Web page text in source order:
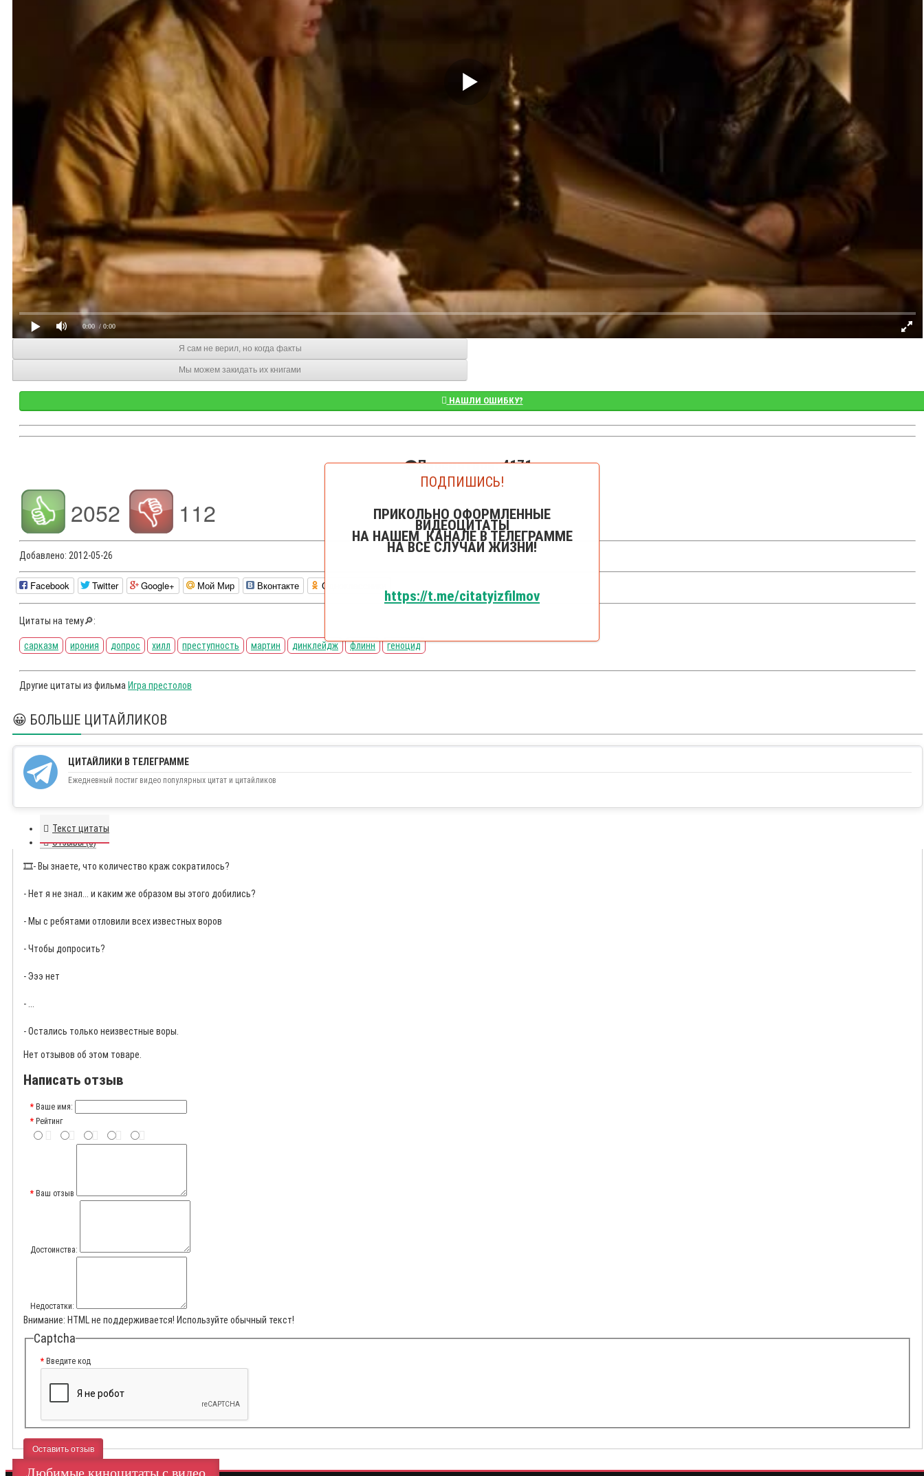
0:00 / 0:00
Я сам не верил, но когда факты
Мы можем закидать их книгами
НАШЛИ ОШИБКУ?
👁️Просмотров: 4171
2052 112
Добавлено: 2012-05-26
Facebook Twitter Google+ Мой Мир Вконтакте Одноклассники
Цитаты на тему🔎:
сарказм ирония допрос хилл преступность мартин динклейдж флинн геноцид
Другие цитаты из фильма Игра престолов
😀 БОЛЬШЕ ЦИТАЙЛИКОВ
ЦИТАЙЛИКИ В ТЕЛЕГРАММЕ
Ежедневный постиг видео популярных цитат и цитайликов
Текст цитаты
Отзывы (0)
🎞️- Вы знаете, что количество краж сократилось?
- Нет я не знал... и каким же образом вы этого добились?
- Мы с ребятами отловили всех известных воров
- Чтобы допросить?
- Эээ нет
- ...
- Остались только неизвестные воры.
Нет отзывов об этом товаре.
Написать отзыв
Ваше имя:
Рейтинг
Ваш отзыв
Достоинства:
Недостатки:
Внимание: HTML не поддерживается! Используйте обычный текст!
Captcha
Введите код
Оставить отзыв
Любимые киноцитаты с видео
ПОДПИШИСЬ!
ПРИКОЛЬНО ОФОРМЛЕННЫЕ
ВИДЕОЦИТАТЫ
НА НАШЕМ КАНАЛЕ В ТЕЛЕГРАММЕ
НА ВСЕ СЛУЧАИ ЖИЗНИ!
https://t.me/citatyizfilmov